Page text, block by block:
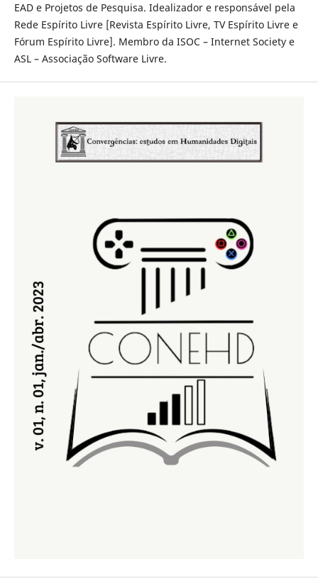
EAD e Projetos de Pesquisa. Idealizador e responsável pela
Rede Espírito Livre [Revista Espírito Livre, TV Espírito Livre e
Fórum Espírito Livre]. Membro da ISOC – Internet Society e
ASL – Associação Software Livre.